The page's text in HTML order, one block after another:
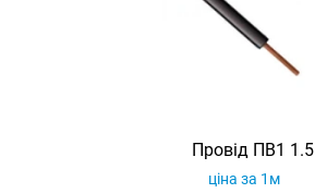
Провід ПВ1 1.5
ціна за 1м